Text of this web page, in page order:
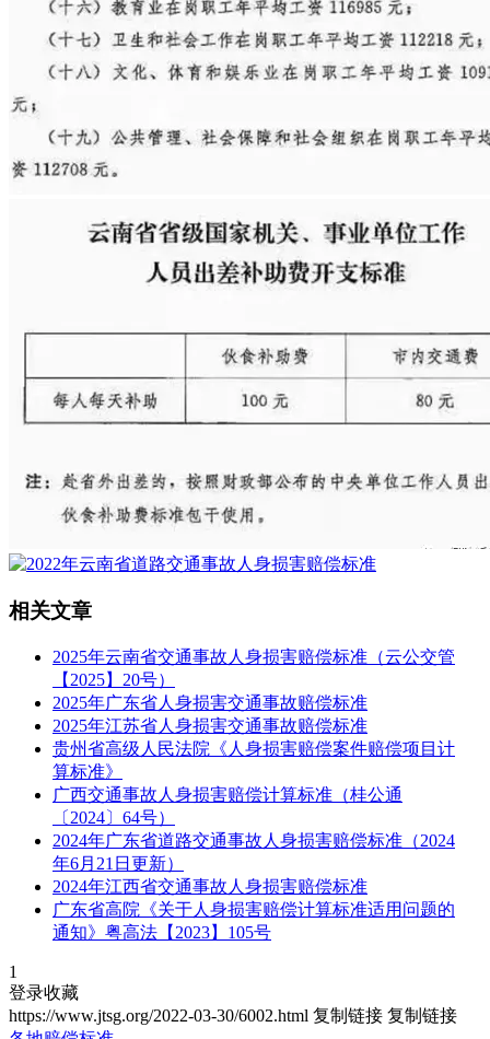
相关文章
2025年云南省交通事故人身损害赔偿标准（云公交管
【2025】20号）
2025年广东省人身损害交通事故赔偿标准
2025年江苏省人身损害交通事故赔偿标准
贵州省高级人民法院《人身损害赔偿案件赔偿项目计
算标准》
广西交通事故人身损害赔偿计算标准（桂公通
〔2024〕64号）
2024年广东省道路交通事故人身损害赔偿标准（2024
年6月21日更新）
2024年江西省交通事故人身损害赔偿标准
广东省高院《关于人身损害赔偿计算标准适用问题的
通知》粤高法【2023】105号
1
登录收藏
https://www.jtsg.org/2022-03-30/6002.html 复制链接 复制链接